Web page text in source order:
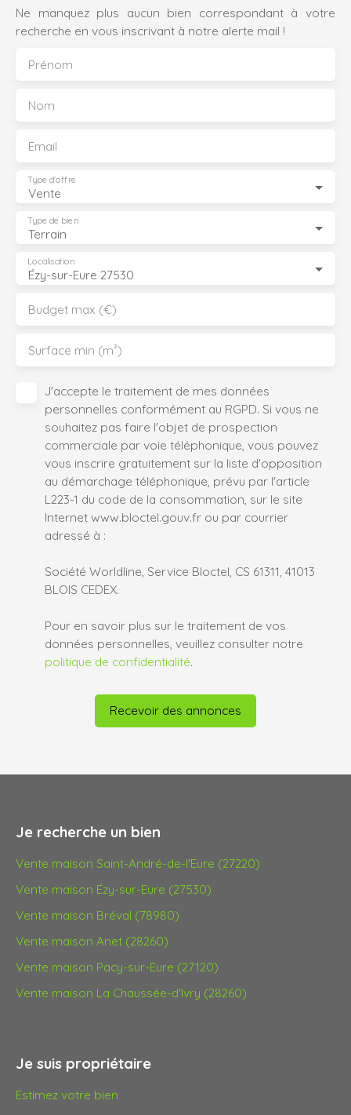
Ne manquez plus aucun bien correspondant à votre
recherche en vous inscrivant à notre alerte mail !
Prénom
Nom
Email
Vente
Type d'offre
Terrain
Type de bien
Ézy-sur-Eure 27530
Localisation
Budget max (€)
Surface min (m²)
J'accepte le traitement de mes données
personnelles conformément au RGPD. Si vous ne
souhaitez pas faire l'objet de prospection
commerciale par voie téléphonique, vous pouvez
vous inscrire gratuitement sur la liste d'opposition
au démarchage téléphonique, prévu par l'article
L223-1 du code de la consommation, sur le site
Internet www.bloctel.gouv.fr ou par courrier
adressé à :
Société Worldline, Service Bloctel, CS 61311, 41013
BLOIS CEDEX.
Pour en savoir plus sur le traitement de vos
données personnelles, veuillez consulter notre
politique de confidentialité.
Recevoir des annonces
Je recherche un bien
Vente maison Saint-André-de-l'Eure (27220)
Vente maison Ézy-sur-Eure (27530)
Vente maison Bréval (78980)
Vente maison Anet (28260)
Vente maison Pacy-sur-Eure (27120)
Vente maison La Chaussée-d'Ivry (28260)
Je suis propriétaire
Estimez votre bien